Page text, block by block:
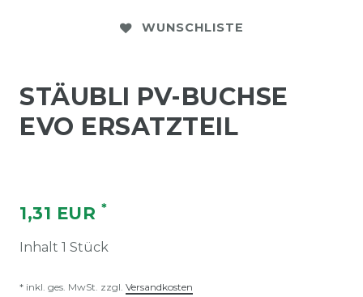
WUNSCHLISTE
STÄUBLI PV-BUCHSE
EVO ERSATZTEIL
1,31 EUR *
Inhalt 1 Stück
* inkl. ges. MwSt. zzgl. Versandkosten